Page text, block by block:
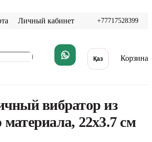
Личный кабинет +77717528399
Қаз Корзина
вибратор из
материала, 22х3.7 см